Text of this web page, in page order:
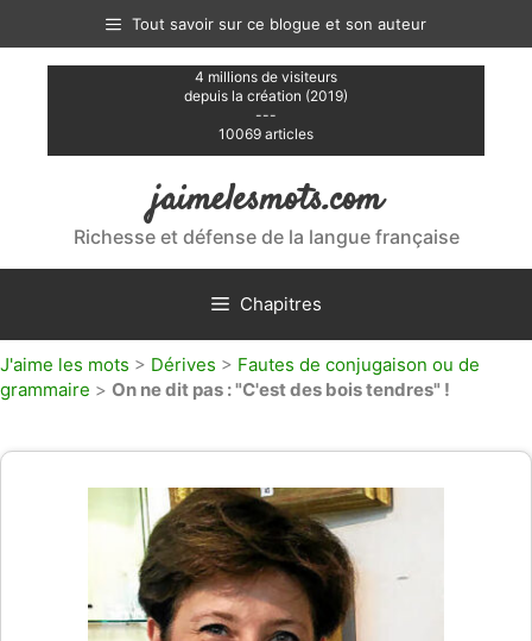
contenu
Tout savoir sur ce blogue et son auteur
4 millions de visiteurs
depuis la création (2019)
---
10069 articles
jaimelesmots.com
Richesse et défense de la langue française
Chapitres
J'aime les mots > Dérives > Fautes de conjugaison ou de
grammaire > On ne dit pas : "C'est des bois tendres" !